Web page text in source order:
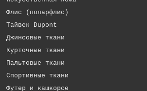
Флис (поларфлис)
Тайвек Dupont
Джинсовые ткани
Курточные ткани
Пальтовые ткани
Спортивные ткани
Футер и кашкорсе